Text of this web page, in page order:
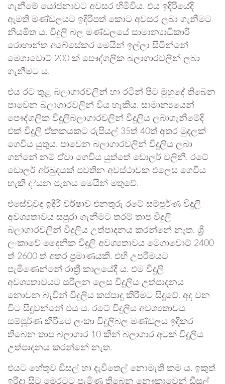
ගැනීමේ යෝජනාවට අවසර හිමිවිය. එය ඉදිරියේදි
ඇමති මණ්ඩලයට ඉදිරිපත් කොට අවසර ලබා ගැනීමට
නියමිත ය. විදුලි බල මණ්ඩලයේ සාමාන්‍යාධිකාරි
රොහාන්ත අබේසේකර මෙයින් ඉල්ලා සිටින්නේ
මෙගාවොට් 200 ක් පෞද්ගලික බලාගාරවලින් ලබා
ගැනීමට ය.
එය රට තුළ බලාගාරවලින් හා රටින් පිට මුහුදේ තිබෙන
පාවෙන බලාගාරවලින් විය හැකිය. සාමාන්‍යයෙන්
පෞද්ගලික විදුලිබලාගාරවලින් විදුලිය ලබාගැනීමේදි
එක් විදුලි ඒකකයකට රුපියල් 35ත් 40ත් අතර මුදලක්
ගෙවිය යුතුය. පාවෙන බලාගාරවලින් විදුලිය ලබා
ගන්නේ නම් ඒවා ගෙවිය යුත්තේ ඩොලර් වලිනි. රටේ
ඩොලර් අර්බුදයක් පවතින අවස්ථාවක එලෙස ගෙවිය
හැකි ද?යන පැනය මෙයින් මතුවේ.
එසේවුවද ඉදිරි වර්ෂාව එනතුරු රටේ සම්පූර්ණ විදුලි
අවශ්‍යතාවය සපුරා ගැනීමට තරම් තාප විදුලි
බලාගාරවලින් විදුලිය උත්පාදනය කරන්නේ නැත. ශ්‍රී
ලංකාවේ දෛනික විදුලි අවශ්‍යතාවය මෙගාවොට් 2400
ත් 2600 ත් අතර ප්‍රමාණයකි. එහි උපරිමයට
පැමිණෙන්නේ රාත්‍රී කාලයේදී ය. එම විදුලි
අවශ්‍යතාවයට සරිලන ලෙස විදුලිය උත්පාදනය
නොවන බැවින් විදුලිය කප්පාදු කිරීමට සිදුවේ. අද වන
විට සිදුවන්නේ එය ය. රටේ විදුලිය අවශ්‍යතාවය
සම්පූර්ණ කිරීමට ලංකා විදුලිබල මණ්ඩලය ඉදිකර
තිබෙන තාප බලාගාර 10 කින් බලාගාර අටක් විදුලිය
උත්පාදනය කරන්නේ නැත.
එයට හේතුව ඩීසල් හා දැවිතෙල් නොමැති කම ය. ඉකුත්
ඉරිදා සිට මෙරටට පැමිණ තිබෙන නෞකාවෙන් ඩීසල්